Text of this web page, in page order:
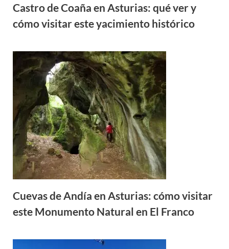
Castro de Coaña en Asturias: qué ver y
cómo visitar este yacimiento histórico
Cuevas de Andía en Asturias: cómo visitar
este Monumento Natural en El Franco